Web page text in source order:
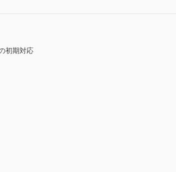
初期対応